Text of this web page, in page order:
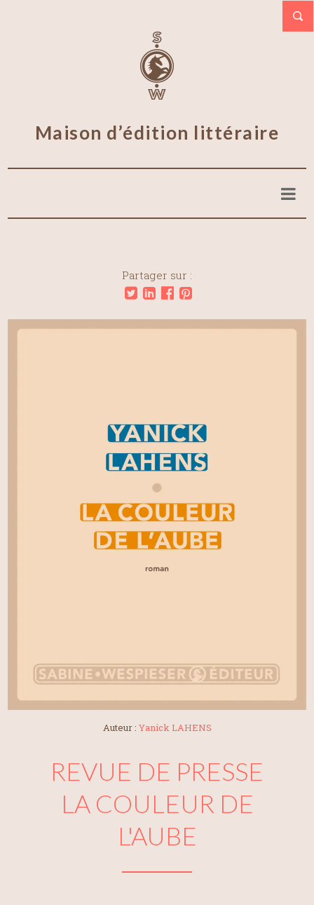
Maison d’édition littéraire
Partager sur :
Auteur : Yanick LAHENS
REVUE DE PRESSE
LA COULEUR DE
L'AUBE